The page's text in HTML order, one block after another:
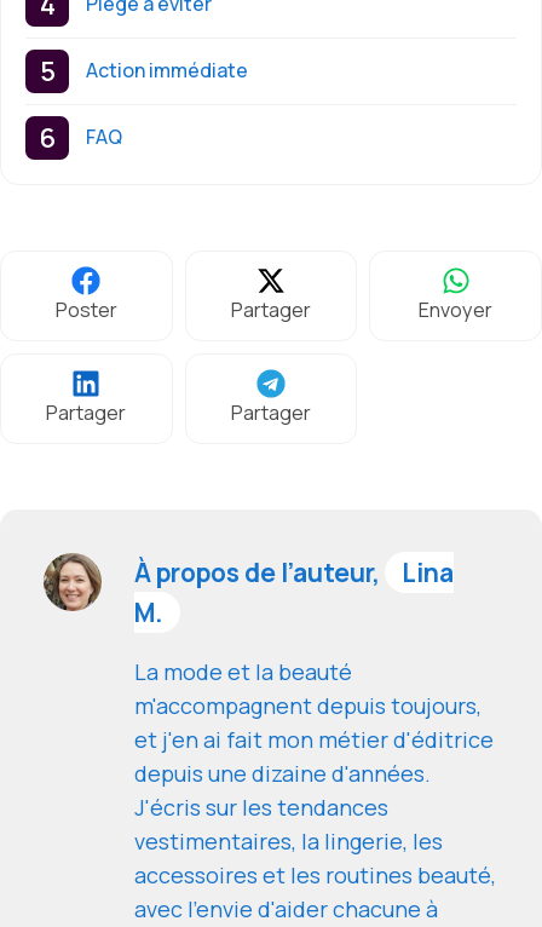
Action immédiate
FAQ
Poster Partager Envoyer
Partager Partager
À propos de l’auteur,
Lina
M.
La mode et la beauté
m'accompagnent depuis toujours,
et j'en ai fait mon métier d'éditrice
depuis une dizaine d'années.
J'écris sur les tendances
vestimentaires, la lingerie, les
accessoires et les routines beauté,
avec l'envie d'aider chacune à